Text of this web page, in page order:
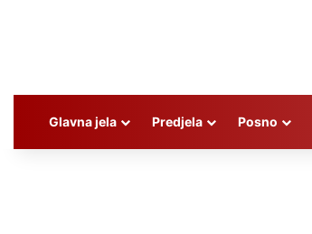
Glavna jela Predjela Posno